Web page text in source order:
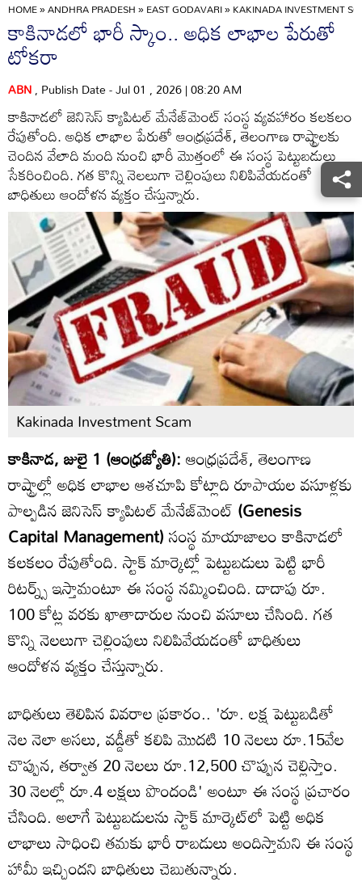
HOME»ANDHRA PRADESH»EAST GODAVARI»KAKINADA INVESTMENT
కాకినాడలో భారీ స్కాం.. అధిక లాభాల పేరుతో
టోకరా
ABN, Publish Date - Jul 01 , 2026 | 08:20 AM
కాకినాడలో జెనిసెస్ క్యాపిటల్ మేనేజ్‌మెంట్ సంస్థ వ్యవహారం కలకలం
రేపుతోంది. అధిక లాభాల పేరుతో ఆంధ్రప్రదేశ్, తెలంగాణ రాష్ట్రాలకు
చెందిన వేలాది మంది నుంచి భారీ మొత్తంలో ఈ సంస్థ పెట్టుబడులు
సేకరించింది. గత కొన్ని నెలలుగా చెల్లింపులు నిలిపివేయడంతో
బాధితులు ఆందోళన వ్యక్తం చేస్తున్నారు.
Kakinada Investment Scam
కాకినాడ, జులై 1 (ఆంధ్రజ్యోతి):ఆంధ్రప్రదేశ్, తెలంగాణ
రాష్ట్రాల్లో అధిక లాభాల ఆశచూపి కోట్లాది రూపాయల వసూళ్లకు
పాల్పడిన జెనిసెస్ క్యాపిటల్ మేనేజ్‌మెంట్ (Genesis
Capital Management)సంస్థ మాయాజాలం కాకినాడలో
కలకలం రేపుతోంది. స్టాక్ మార్కెట్లో పెట్టుబడులు పెట్టి భారీ
రిటర్న్స్ ఇస్తామంటూ ఈ సంస్థ నమ్మించింది. దాదాపు రూ.
100 కోట్ల వరకు ఖాతాదారుల నుంచి వసూలు చేసింది. గత
కొన్ని నెలలుగా చెల్లింపులు నిలిపివేయడంతో బాధితులు
ఆందోళన వ్యక్తం చేస్తున్నారు.
బాధితులు తెలిపిన వివరాల ప్రకారం.. 'రూ. లక్ష పెట్టుబడితో
నెల నెలా అసలు, వడ్డీతో కలిపి మొదటి 10 నెలలు రూ.15వేల
చొప్పున, తర్వాత 20 నెలలు రూ.12,500 చొప్పున చెల్లిస్తాం.
30 నెలల్లో రూ.4 లక్షలు పొందండి' అంటూ ఈ సంస్థ ప్రచారం
చేసింది. అలాగే పెట్టుబడులను స్టాక్ మార్కెట్‌లో పెట్టి అధిక
లాభాలు సాధించి తమకు భారీ రాబడులు అందిస్తామని ఈ సంస్థ
హామీ ఇచ్చిందని బాధితులు చెబుతున్నారు.